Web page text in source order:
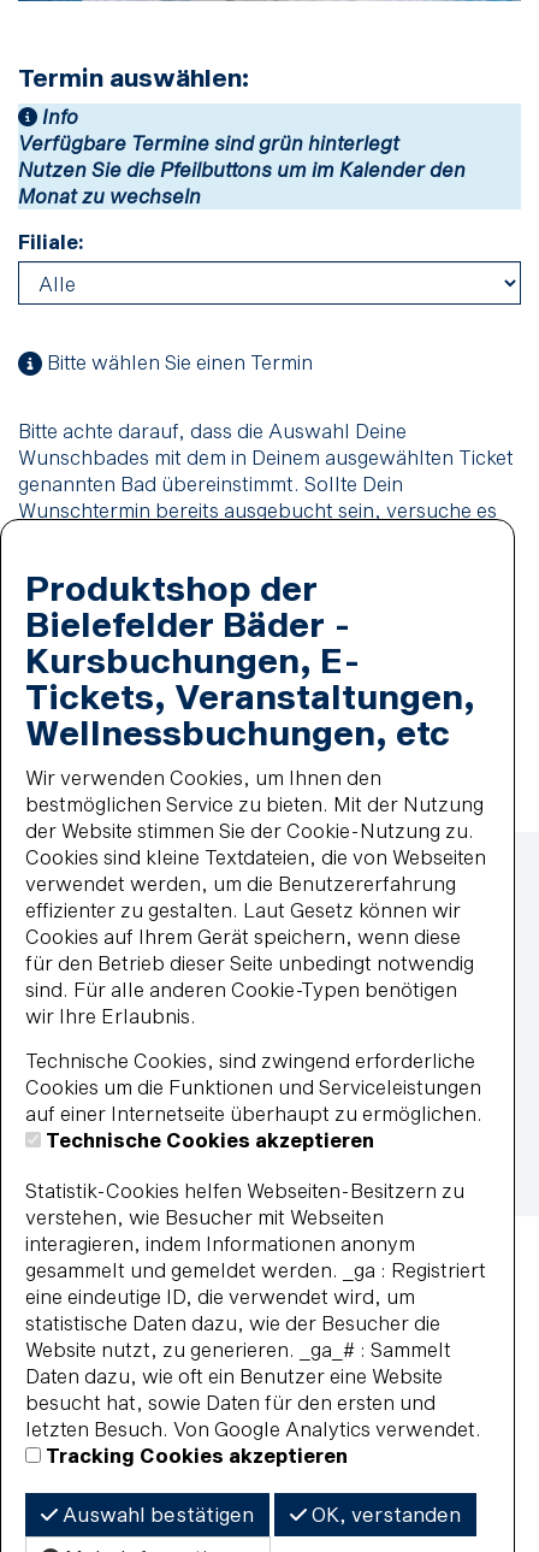
Termin auswählen:
Info
Verfügbare Termine sind grün hinterlegt
Nutzen Sie die Pfeilbuttons um im Kalender den
Monat zu wechseln
Filiale:
Bitte wählen Sie einen Termin
Bitte achte darauf, dass die Auswahl Deine
Wunschbades mit dem in Deinem ausgewählten Ticket
genannten Bad übereinstimmt. Sollte Dein
Wunschtermin bereits ausgebucht sein, versuche es
Auswahl des Kindes
Melden Sie sich bitte an oder registrieren Sie sich,
um buchen zu können.
anmelden / registrieren
in den Warenkorb
Zahlmethoden
Lastschrift
MasterCard
paypal
Wiederkehrende Lastschrift
Visa
Impressum
Datenschutz
Widerrufsbelehrung
Vertrag widerrufen
Barrierefreiheit
Impressum
AGB
Datenschutz
© 2026 BBF-Bielefelder Bäder und Freizeit GmbH
Produktshop der
Bielefelder Bäder -
Kursbuchungen, E-
Tickets, Veranstaltungen,
Wellnessbuchungen, etc
Wir verwenden Cookies, um Ihnen den
bestmöglichen Service zu bieten. Mit der Nutzung
der Website stimmen Sie der Cookie-Nutzung zu.
Cookies sind kleine Textdateien, die von Webseiten
verwendet werden, um die Benutzererfahrung
effizienter zu gestalten. Laut Gesetz können wir
Cookies auf Ihrem Gerät speichern, wenn diese
für den Betrieb dieser Seite unbedingt notwendig
sind. Für alle anderen Cookie-Typen benötigen
wir Ihre Erlaubnis.
Technische Cookies, sind zwingend erforderliche
Cookies um die Funktionen und Serviceleistungen
auf einer Internetseite überhaupt zu ermöglichen.
Technische Cookies akzeptieren
Statistik-Cookies helfen Webseiten-Besitzern zu
verstehen, wie Besucher mit Webseiten
interagieren, indem Informationen anonym
gesammelt und gemeldet werden. _ga : Registriert
eine eindeutige ID, die verwendet wird, um
statistische Daten dazu, wie der Besucher die
Website nutzt, zu generieren. _ga_# : Sammelt
Daten dazu, wie oft ein Benutzer eine Website
besucht hat, sowie Daten für den ersten und
letzten Besuch. Von Google Analytics verwendet.
Tracking Cookies akzeptieren
Auswahl bestätigen
OK, verstanden